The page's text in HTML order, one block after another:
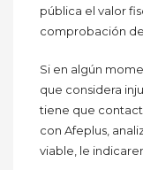
pública el valor
comprobación
Si en algún
que considera
tiene que
con Afeplus,
viable, le